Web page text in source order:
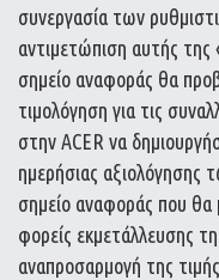
συνεργασία των
αντιμετώπιση αυτής
σημείο αναφοράς θα
τιμολόγηση για τις
στην ACER να
ημερήσιας αξιολόγησης
σημείο αναφοράς που θα
φορείς εκμετάλλευσης
αναπροσαρμογή της